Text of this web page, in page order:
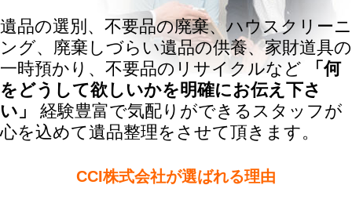
遺品の選別、不要品の廃棄、ハウスクリーニ
ング、廃棄しづらい遺品の供養、家財道具の
一時預かり、不要品のリサイクルなど
「何
をどうして欲しいかを明確にお伝え下さ
い」
経験豊富で気配りができるスタッフが
心を込めて遺品整理をさせて頂きます。
CCI株式会社が選ばれる理由